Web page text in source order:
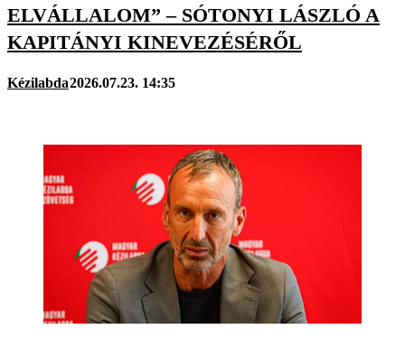
ELVÁLLALOM” – SÓTONYI LÁSZLÓ A
KAPITÁNYI KINEVEZÉSÉRŐL
Kézilabda2026.07.23. 14:35